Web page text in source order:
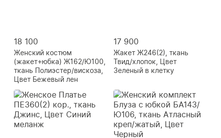
18 100
Женский костюм
(жакет+юбка) Ж162/Ю100,
ткань Полиэстер/вискоза,
Цвет Бежевый лен
17 900
Жакет Ж246(2), ткань
Твид/хлопок, Цвет
Зеленый в клетку